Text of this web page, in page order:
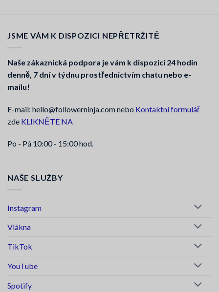
JSME VÁM K DISPOZICI NEPŘETRŽITĚ
Naše zákaznická podpora je vám k dispozici 24 hodin
denně, 7 dní v týdnu prostřednictvím chatu nebo e-
mailu!
E-mail: hello@followerninja.com nebo Kontaktní formulář
zde KLIKNĚTE NA
Po - Pá 10:00 - 15:00 hod.
NAŠE SLUŽBY
Instagram
Vlákna
TikTok
YouTube
Spotify